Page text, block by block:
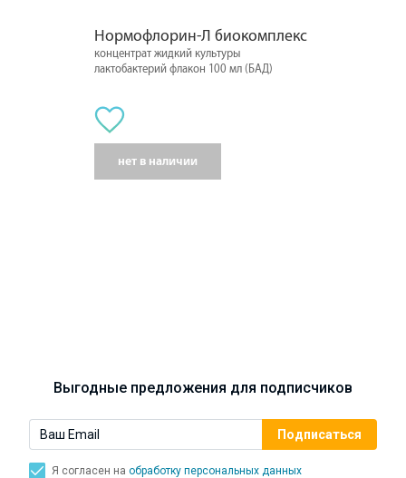
Нормофлорин-Л биокомплекс
концентрат жидкий культуры
лактобактерий флакон 100 мл (БАД)
нет в наличии
Выгодные предложения для подписчиков
Я согласен на обработку персональных данных